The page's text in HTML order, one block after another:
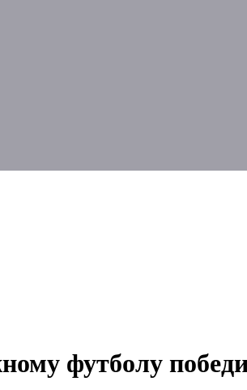
футболу